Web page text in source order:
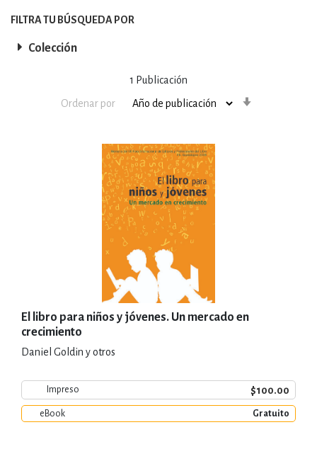
1 Publicación
Ordenar por
El libro para niños y jóvenes. Un mercado en
crecimiento
Daniel Goldin y otros
Impreso $100.00
eBook Gratuito
FILTRA TU BÚSQUEDA POR
Colección